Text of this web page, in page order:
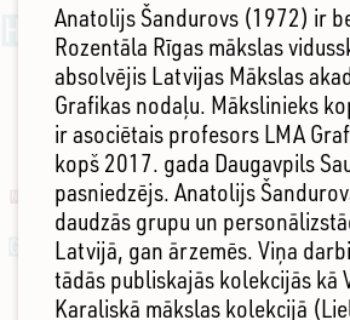
Anatolijs Šandurovs (1972) ir
Rozentāla Rīgas mākslas
absolvējis Latvijas Mākslas
Grafikas nodaļu. Mākslinieks
ir asociētais profesors LMA
kopš 2017. gada Daugavpils
pasniedzējs. Anatolijs
daudzās grupu un
Latvijā, gan ārzemēs. Viņa
tādās publiskajās kolekcijās kā
Karaliskā mākslas kolekcijā